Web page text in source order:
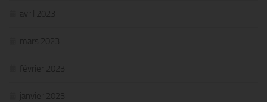
avril 2023
mars 2023
février 2023
janvier 2023